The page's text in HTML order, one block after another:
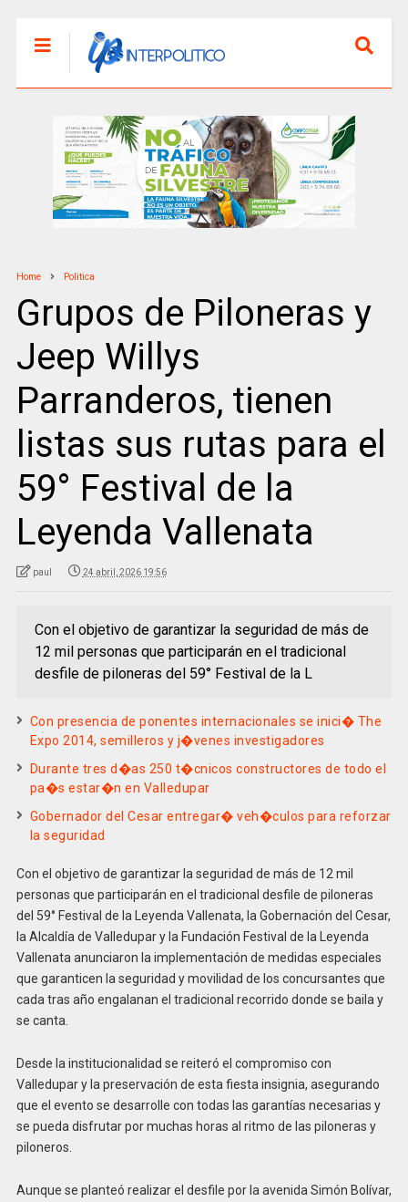
Home Politica
Grupos de Piloneras y
Jeep Willys
Parranderos, tienen
listas sus rutas para el
59° Festival de la
Leyenda Vallenata
paul 24 abril, 2026 19:56
Con el objetivo de garantizar la seguridad de más de
12 mil personas que participarán en el tradicional
desfile de piloneras del 59° Festival de la L
Con presencia de ponentes internacionales se inici� The
Expo 2014, semilleros y j�venes investigadores
Durante tres d�as 250 t�cnicos constructores de todo el
pa�s estar�n en Valledupar
Gobernador del Cesar entregar� veh�culos para reforzar
la seguridad
Con el objetivo de garantizar la seguridad de más de 12 mil
personas que participarán en el tradicional desfile de piloneras
del 59° Festival de la Leyenda Vallenata, la Gobernación del Cesar,
la Alcaldía de Valledupar y la Fundación Festival de la Leyenda
Vallenata anunciaron la implementación de medidas especiales
que garanticen la seguridad y movilidad de los concursantes que
cada tras año engalanan el tradicional recorrido donde se baila y
se canta.
Desde la institucionalidad se reiteró el compromiso con
Valledupar y la preservación de esta fiesta insignia, asegurando
que el evento se desarrolle con todas las garantías necesarias y
se pueda disfrutar por muchas horas al ritmo de las piloneras y
piloneros.
Aunque se planteó realizar el desfile por la avenida Simón Bolívar,